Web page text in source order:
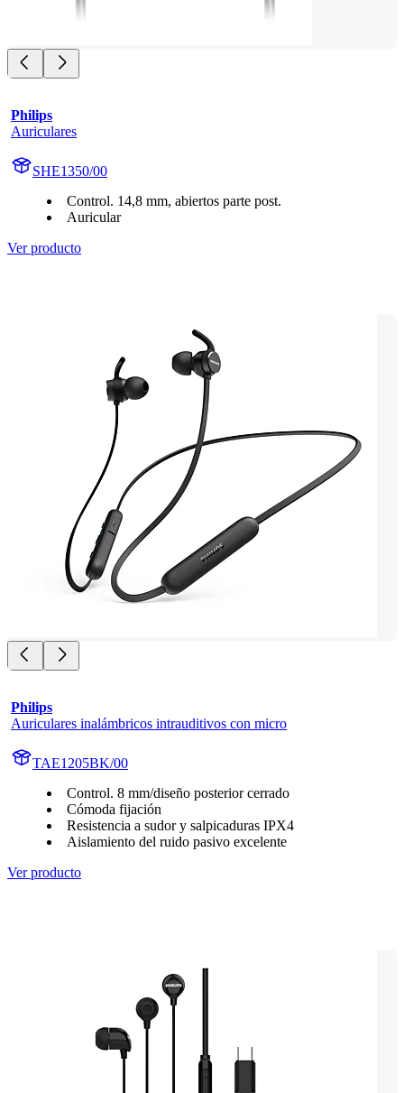
Philips
Auriculares
SHE1350/00
Control. 14,8 mm, abiertos parte post.
Auricular
Ver producto
Philips
Auriculares inalámbricos intrauditivos con micro
TAE1205BK/00
Control. 8 mm/diseño posterior cerrado
Cómoda fijación
Resistencia a sudor y salpicaduras IPX4
Aislamiento del ruido pasivo excelente
Ver producto